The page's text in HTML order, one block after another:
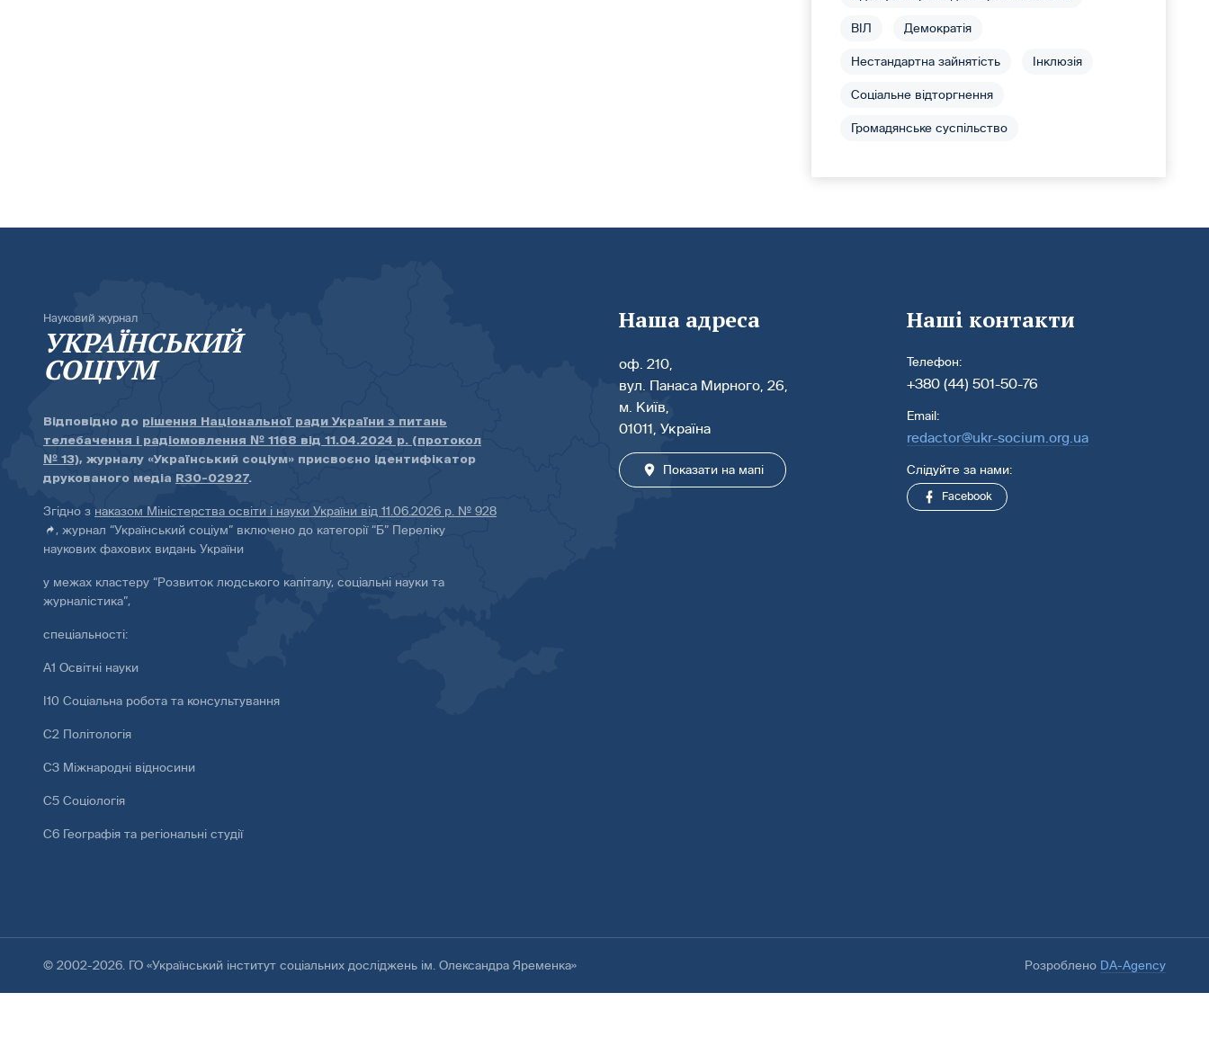
ВІЛ Демократія
Нестандартна зайнятість Інклюзія
Соціальне відторгнення
Громадянське суспільство
Науковий журнал
УКРАЇНСЬКИЙ
СОЦІУМ
Відповідно до рішення Національної ради України з питань
телебачення і радіомовлення № 1168 від 11.04.2024 р. (протокол
№ 13), журналу «Український соціум» присвоєно ідентифікатор
друкованого медіа R30-02927.
Згідно з наказом Міністерства освіти і науки України від 11.06.2026 р. № 928
, журнал “Український соціум” включено до категорії “Б” Переліку
наукових фахових видань України
у межах кластеру “Розвиток людського капіталу, соціальні науки та
журналістика”,
спеціальності:
А1 Освітні науки
І10 Соціальна робота та консультування
С2 Політологія
С3 Міжнародні відносини
С5 Соціологія
С6 Географія та регіональні студії
Наша адреса
оф. 210,
вул. Панаса Мирного, 26,
м. Київ,
01011, Україна
Показати на мапі
Наші контакти
Телефон:
+380 (44) 501-50-76
Email:
redactor@ukr-socium.org.ua
Слідуйте за нами:
Facebook
© 2002-2026. ГО «Український інститут соціальних досліджень ім. Олександра Яременка» Розроблено DA-Agency